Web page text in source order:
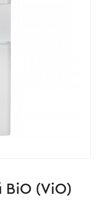
ВіО (ViO)